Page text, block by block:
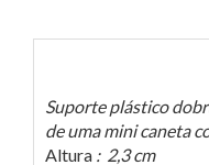
Suporte plástico
de uma mini caneta
Altura : 2,3 cm